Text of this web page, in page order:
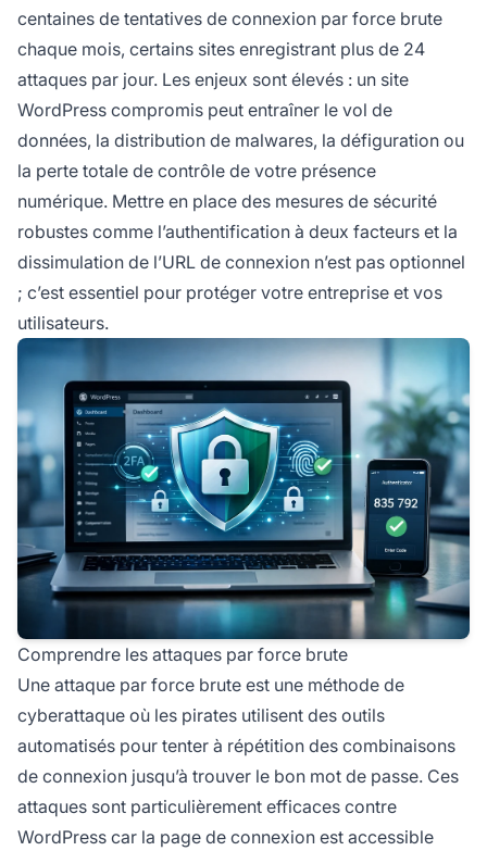
centaines de tentatives de connexion par force brute
chaque mois, certains sites enregistrant plus de 24
attaques par jour. Les enjeux sont élevés : un site
WordPress compromis peut entraîner le vol de
données, la distribution de malwares, la défiguration ou
la perte totale de contrôle de votre présence
numérique. Mettre en place des mesures de sécurité
robustes comme l’authentification à deux facteurs et la
dissimulation de l’URL de connexion n’est pas optionnel
; c’est essentiel pour protéger votre entreprise et vos
utilisateurs.
Comprendre les attaques par force brute
Une attaque par force brute est une méthode de
cyberattaque où les pirates utilisent des outils
automatisés pour tenter à répétition des combinaisons
de connexion jusqu’à trouver le bon mot de passe. Ces
attaques sont particulièrement efficaces contre
WordPress car la page de connexion est accessible